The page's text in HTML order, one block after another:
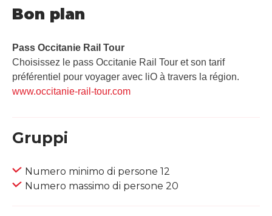
Bon plan
Pass Occitanie Rail Tour​
Choisissez le pass Occitanie Rail Tour et son tarif
préférentiel pour voyager avec liO à travers la région.
www.occitanie-rail-tour.com
Gruppi
Numero minimo di persone 12
Numero massimo di persone 20